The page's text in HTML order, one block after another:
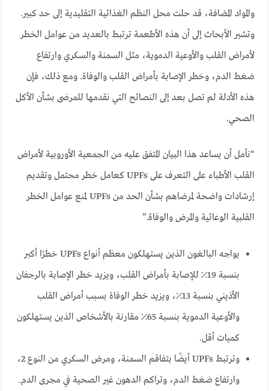
والمواد المضافة، قد حلت محل النظم الغذائية التقليدية إلى حد كبير.
وتشير الأبحاث إلى أن هذه الأطعمة ترتبط بالعديد من عوامل الخطر
لأمراض القلب والأوعية الدموية، مثل السمنة والسكري وارتفاع
ضغط الدم، وخطر الإصابة بأمراض القلب والوفاة. ومع ذلك، فإن
هذه الأدلة لم تصل بعد إلى النصائح التي نقدمها للمرضى بشأن الأكل
الصحي.
“نأمل أن يساعد هذا البيان المتفق عليه من الجمعية الأوروبية لأمراض
القلب الأطباء على التعرف على UPFs كعامل خطر محتمل وتقديم
إرشادات واضحة لمرضاهم بشأن الحد من UPFs لمنع عوامل الخطر
القلبية الوعائية والمرض والوفاة.”
يواجه البالغون الذين يستهلكون معظم أنواع UPFs خطرًا أكبر
بنسبة 19٪ للإصابة بأمراض القلب، ويزيد خطر الإصابة بالرجفان
الأذيني بنسبة 13٪، ويزيد خطر الوفاة بسبب أمراض القلب
والأوعية الدموية بنسبة 65٪ مقارنة بالأشخاص الذين يستهلكون
كميات أقل.
وترتبط UPFs أيضًا بتفاقم السمنة، ومرض السكري من النوع 2،
وارتفاع ضغط الدم، وتراكم الدهون غير الصحية في مجرى الدم.